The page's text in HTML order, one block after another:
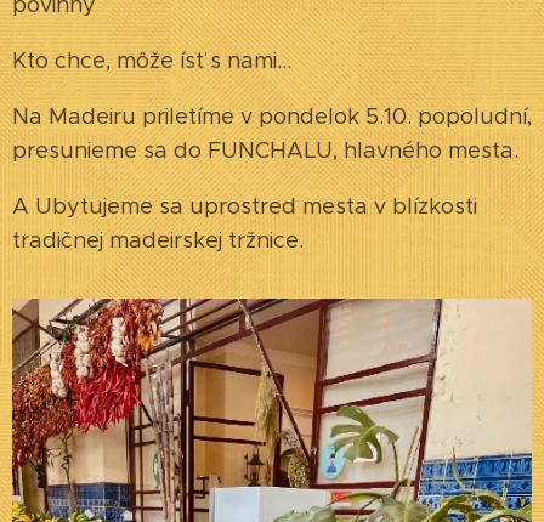
Kto chce, môže ísť s nami...
Na Madeiru priletíme v pondelok 5.10. popoludní,
presunieme sa do FUNCHALU, hlavného mesta.
A Ubytujeme sa uprostred mesta v blízkosti
tradičnej madeirskej tržnice.